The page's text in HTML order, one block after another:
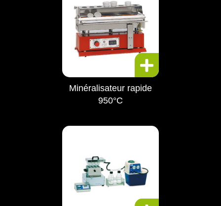
Minéralisateur rapide
950°C